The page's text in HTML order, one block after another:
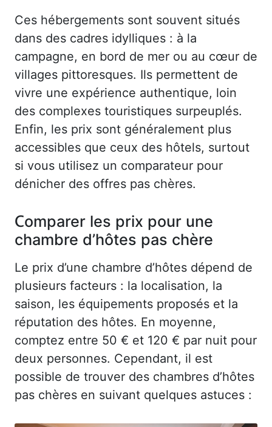
Ces hébergements sont souvent situés
dans des cadres idylliques : à la
campagne, en bord de mer ou au cœur de
villages pittoresques. Ils permettent de
vivre une expérience authentique, loin
des complexes touristiques surpeuplés.
Enfin, les prix sont généralement plus
accessibles que ceux des hôtels, surtout
si vous utilisez un comparateur pour
dénicher des offres pas chères.
Comparer les prix pour une
chambre d’hôtes pas chère
Le prix d’une chambre d’hôtes dépend de
plusieurs facteurs : la localisation, la
saison, les équipements proposés et la
réputation des hôtes. En moyenne,
comptez entre 50 € et 120 € par nuit pour
deux personnes. Cependant, il est
possible de trouver des chambres d’hôtes
pas chères en suivant quelques astuces :